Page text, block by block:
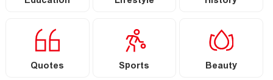
Quotes Sports Beauty